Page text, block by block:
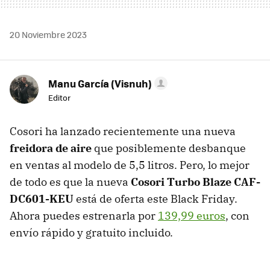
20 Noviembre 2023
Manu García (Visnuh)
Editor
Cosori ha lanzado recientemente una nueva
freidora de aire que posiblemente desbanque
en ventas al modelo de 5,5 litros. Pero, lo mejor
de todo es que la nueva Cosori Turbo Blaze CAF-
DC601-KEUestá de oferta este Black Friday.
Ahora puedes estrenarla por 139,99 euros, con
envío rápido y gratuito incluido.